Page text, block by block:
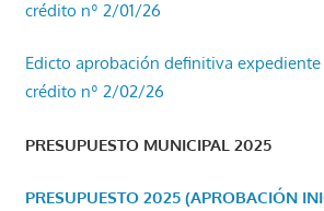
crédito nº 2/01/26
Edicto aprobación definitiva
crédito nº 2/02/26
PRESUPUESTO MUNICIPAL 2025
PRESUPUESTO 2025 (APROBACIÓN